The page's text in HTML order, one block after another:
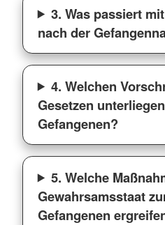
3. Was passiert
nach der
4. Welchen
Gesetzen
Gefangenen?
5. Welche
Gewahrsamsstaat
Gefangenen